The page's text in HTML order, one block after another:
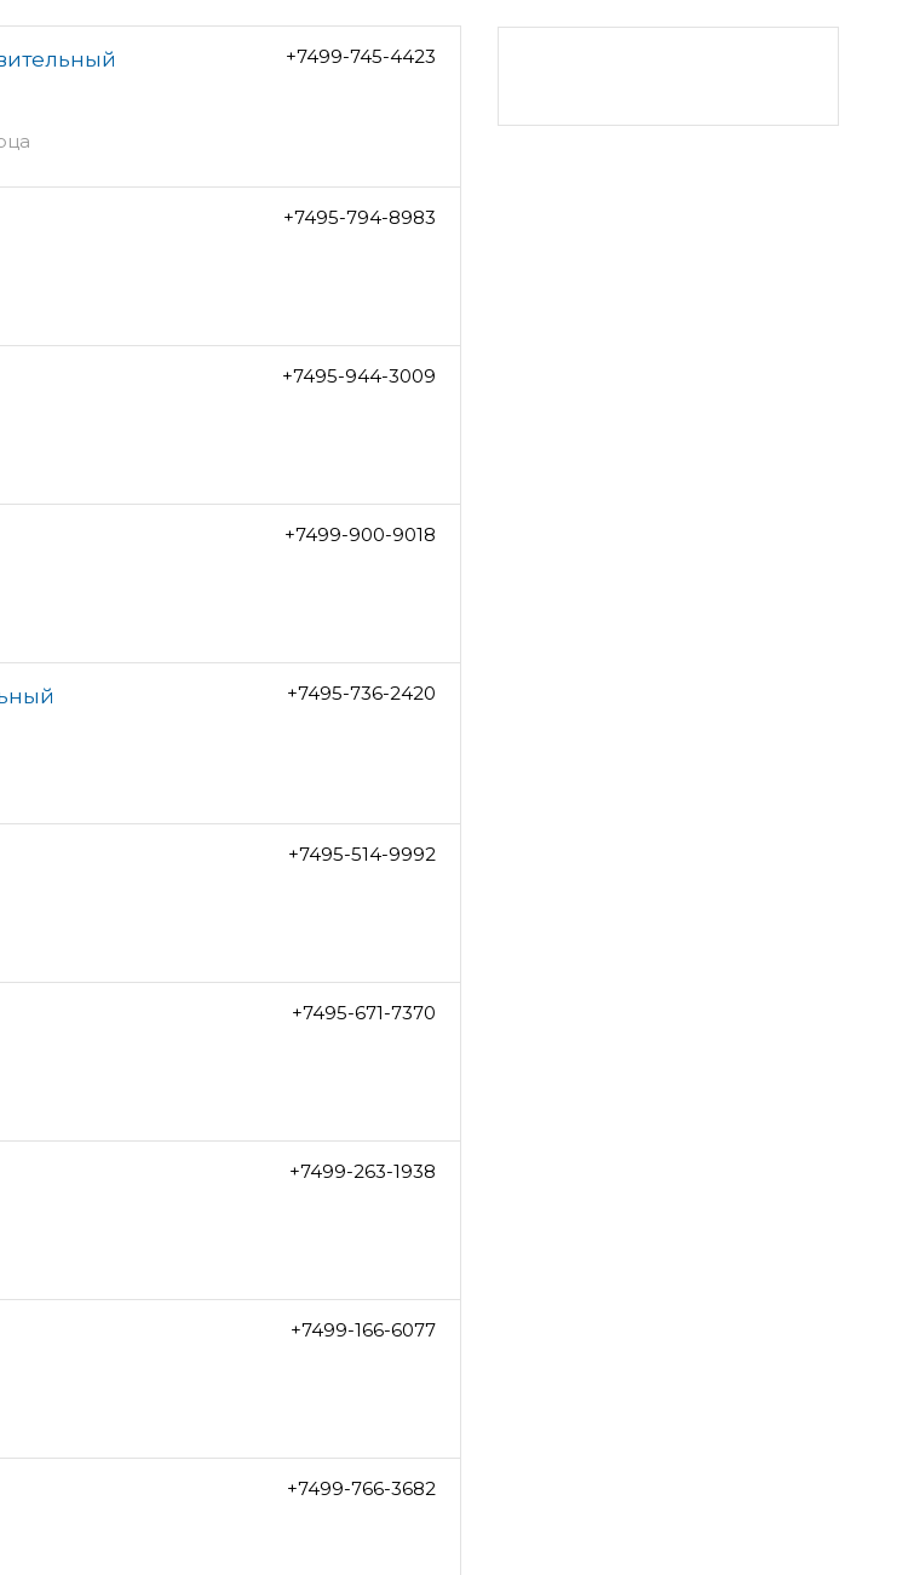
+7499-745-4423
+7495-794-8983
+7495-944-3009
+7499-900-9018
+7495-736-2420
+7495-514-9992
+7495-671-7370
+7499-263-1938
+7499-166-6077
+7499-766-3682